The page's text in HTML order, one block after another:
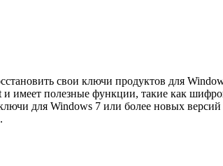
свои ключи продуктов для
имеет полезные функции, такие как
для Windows 7 или более новых